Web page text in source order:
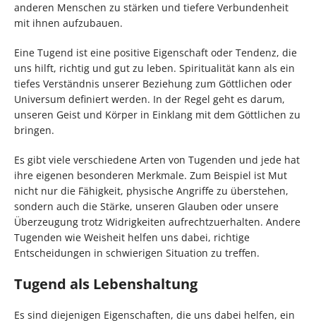
anderen Menschen zu stärken und tiefere Verbundenheit
mit ihnen aufzubauen.
Eine Tugend ist eine positive Eigenschaft oder Tendenz, die
uns hilft, richtig und gut zu leben. Spiritualität kann als ein
tiefes Verständnis unserer Beziehung zum Göttlichen oder
Universum definiert werden. In der Regel geht es darum,
unseren Geist und Körper in Einklang mit dem Göttlichen zu
bringen.
Es gibt viele verschiedene Arten von Tugenden und jede hat
ihre eigenen besonderen Merkmale. Zum Beispiel ist Mut
nicht nur die Fähigkeit, physische Angriffe zu überstehen,
sondern auch die Stärke, unseren Glauben oder unsere
Überzeugung trotz Widrigkeiten aufrechtzuerhalten. Andere
Tugenden wie Weisheit helfen uns dabei, richtige
Entscheidungen in schwierigen Situation zu treffen.
Tugend als Lebenshaltung
Es sind diejenigen Eigenschaften, die uns dabei helfen, ein